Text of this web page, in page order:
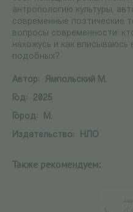
антропологию культуры,
современные поэтические
вопросы современности:
нахожусь и как
подобных?
Автор:
Ямпольский М.
Год:
2025
Город:
М.
Издательство:
НЛО
Также рекомендуем: